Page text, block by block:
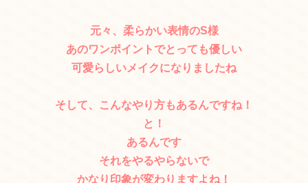
元々、柔らかい表情のS様
あのワンポイントでとっても優しい
可愛らしいメイクになりましたね
そして、こんなやり方もあるんですね！
と！
あるんです
それをやるやらないで
かなり印象が変わりますよね！